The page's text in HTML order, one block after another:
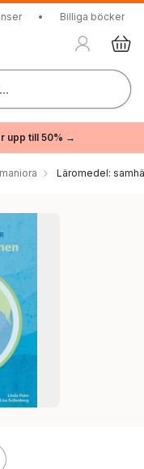
• Billiga böcker
upp till 50% →
Läromedel: